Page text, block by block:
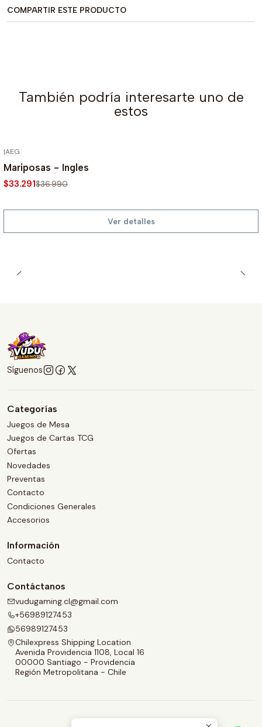
COMPARTIR ESTE PRODUCTO
También podría interesarte uno de
estos
-10%
|AEG
Mariposas - Ingles
$33.291$36.990
Ver detalles
Síguenos
Categorías
Juegos de Mesa
Juegos de Cartas TCG
Ofertas
Novedades
Preventas
Contacto
Condiciones Generales
Accesorios
Información
Contacto
Contáctanos
vudugaming.cl@gmail.com
+56989127453
56989127453
Chilexpress Shipping Location
Avenida Providencia 1108, Local 16
00000 Santiago - Providencia
Región Metropolitana - Chile